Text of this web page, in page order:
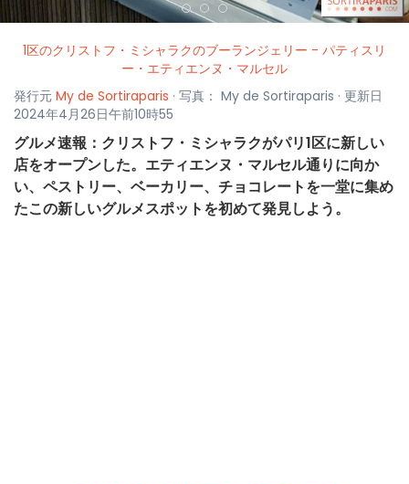
1区のクリストフ・ミシャラクのブーランジェリー - パティスリ
ー・エティエンヌ・マルセル
発行元 My de Sortiraparis · 写真： My de Sortiraparis · 更新日
2024年4月26日午前10時55
グルメ速報：クリストフ・ミシャラクがパリ1区に新しい
店をオープンした。エティエンヌ・マルセル通りに向か
い、ペストリー、ベーカリー、チョコレートを一堂に集め
たこの新しいグルメスポットを初めて発見しよう。